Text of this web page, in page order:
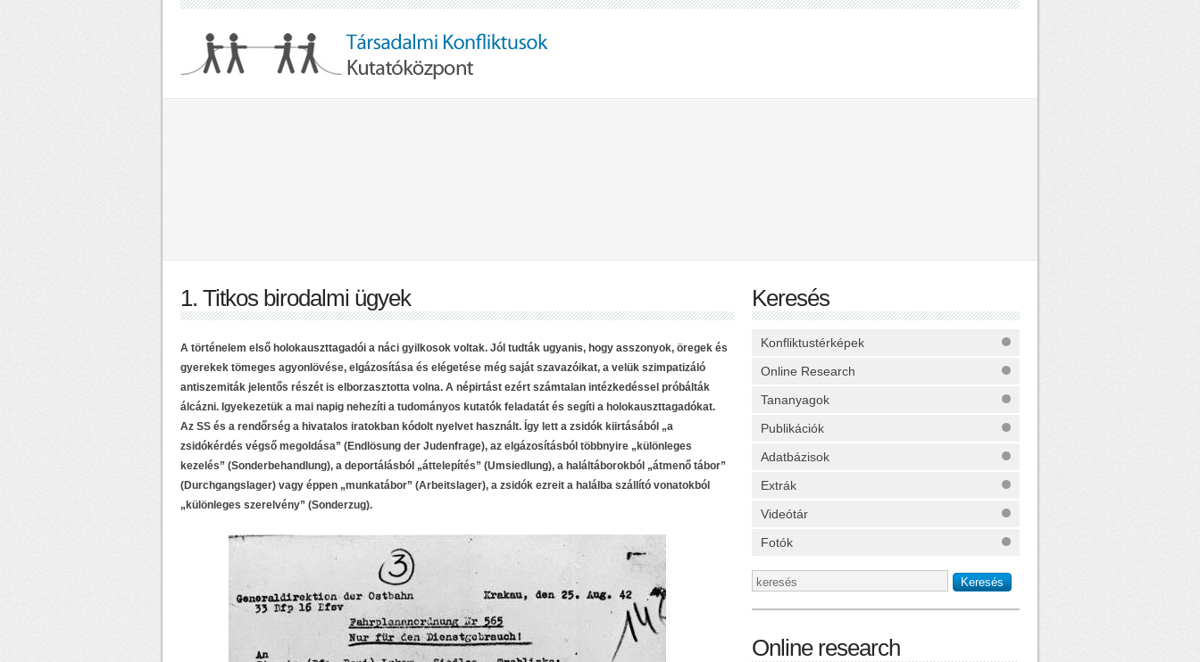
1. Titkos birodalmi ügyek
A történelem első holokauszttagadói a náci gyilkosok voltak. Jól tudták ugyanis, hogy asszonyok, öregek és
gyerekek tömeges agyonlövése, elgázosítása és elégetése még saját szavazóikat, a velük szimpatizáló
antiszemiták jelentős részét is elborzasztotta volna. A népirtást ezért számtalan intézkedéssel próbálták
álcázni. Igyekezetük a mai napig nehezíti a tudományos kutatók feladatát és segíti a holokauszttagadókat.
Az SS és a rendőrség a hivatalos iratokban kódolt nyelvet használt. Így lett a zsidók kiirtásából „a
zsidókérdés végső megoldása” (Endlösung der Judenfrage), az elgázosításból többnyire „különleges
kezelés” (Sonderbehandlung), a deportálásból „áttelepítés” (Umsiedlung), a haláltáborokból „átmenő tábor”
(Durchgangslager) vagy éppen „munkatábor” (Arbeitslager), a zsidók ezreit a halálba szállító vonatokból
„különleges szerelvény” (Sonderzug).
Keresés
Konfliktustérképek
Online Research
Tananyagok
Publikációk
Adatbázisok
Extrák
Videótár
Fotók
Online research